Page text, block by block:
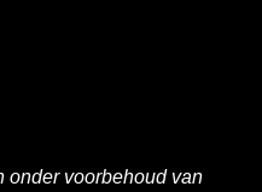
onder voorbehoud van